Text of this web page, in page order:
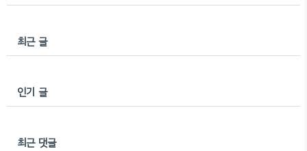
최근 글
인기 글
최근 댓글